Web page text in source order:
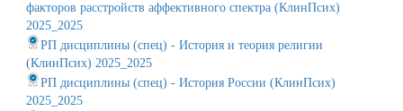
факторов расстройств аффективного спектра (КлинПсих)
2025_2025
РП дисциплины (спец) - История и теория религии
(КлинПсих) 2025_2025
РП дисциплины (спец) - История России (КлинПсих)
2025_2025